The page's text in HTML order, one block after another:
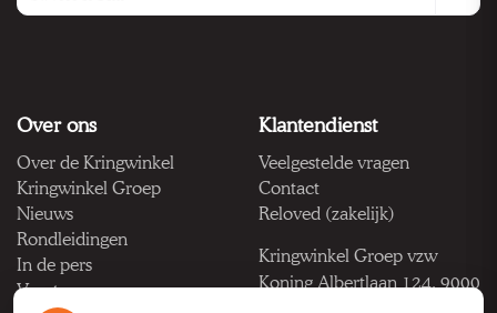
Over ons
Over de Kringwinkel
Kringwinkel Groep
Nieuws
Rondleidingen
In de pers
Vacatures
Klantendienst
Veelgestelde vragen
Contact
Reloved (zakelijk)
Kringwinkel Groep vzw
Koning Albertlaan 124, 9000